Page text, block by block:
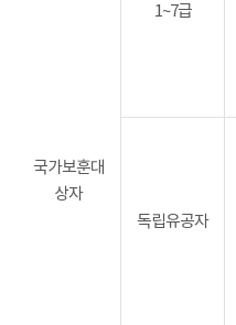
국가보훈대
상자
1~7급
독립유공자